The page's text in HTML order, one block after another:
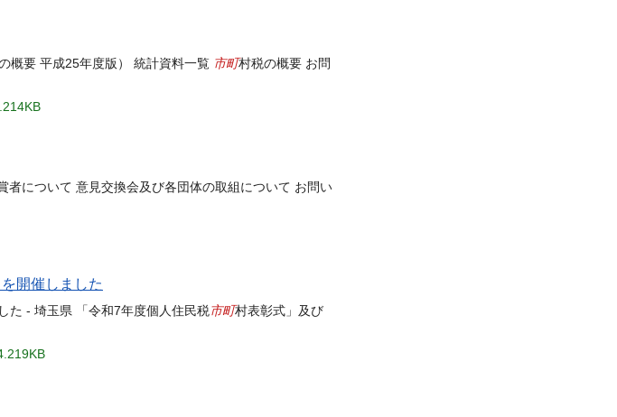
概要 平成25年度版） 統計資料一覧 市町村税の概要 お問
者について 意見交換会及び各団体の取組について お問い
開催しました
た - 埼玉県 「令和7年度個人住民税市町村表彰式」及び